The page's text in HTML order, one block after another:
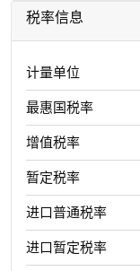
税率信息
计量单位
最惠国税率
增值税率
暂定税率
进口普通税率
进口暂定税率